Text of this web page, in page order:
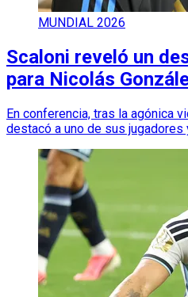
MUNDIAL 2026
Scaloni reveló un
para Nicolás
En conferencia, tras la agónica
destacó a uno de sus